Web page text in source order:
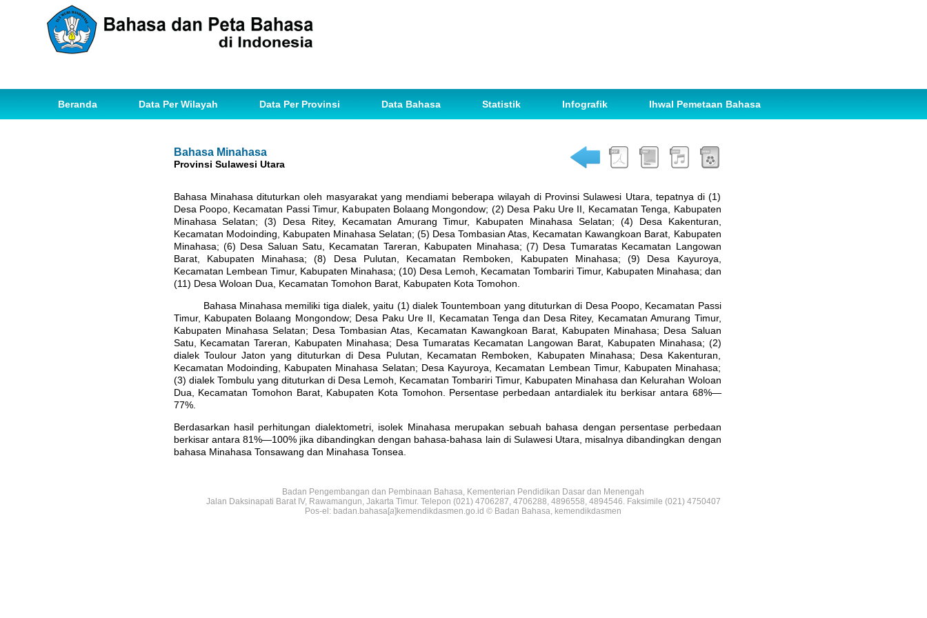
Beranda Data Per Wilayah Data Per Provinsi Data Bahasa Statistik Infografik Ihwal Pemetaan Bahasa
Bahasa Minahasa
Provinsi Sulawesi Utara
Bahasa Minahasa dituturkan oleh masyarakat yang mendiami beberapa wilayah di Provinsi Sulawesi Utara, tepatnya di (1)
Desa Poopo, Kecamatan Passi Timur, Kabupaten Bolaang Mongondow; (2) Desa Paku Ure II, Kecamatan Tenga, Kabupaten
Minahasa Selatan; (3) Desa Ritey, Kecamatan Amurang Timur, Kabupaten Minahasa Selatan; (4) Desa Kakenturan,
Kecamatan Modoinding, Kabupaten Minahasa Selatan; (5) Desa Tombasian Atas, Kecamatan Kawangkoan Barat, Kabupaten
Minahasa; (6) Desa Saluan Satu, Kecamatan Tareran, Kabupaten Minahasa; (7) Desa Tumaratas Kecamatan Langowan
Barat, Kabupaten Minahasa; (8) Desa Pulutan, Kecamatan Remboken, Kabupaten Minahasa; (9) Desa Kayuroya,
Kecamatan Lembean Timur, Kabupaten Minahasa; (10) Desa Lemoh, Kecamatan Tombariri Timur, Kabupaten Minahasa; dan
(11) Desa Woloan Dua, Kecamatan Tomohon Barat, Kabupaten Kota Tomohon.
Bahasa Minahasa memiliki tiga dialek, yaitu (1) dialek Tountemboan yang dituturkan di Desa Poopo, Kecamatan Passi
Timur, Kabupaten Bolaang Mongondow; Desa Paku Ure II, Kecamatan Tenga dan Desa Ritey, Kecamatan Amurang Timur,
Kabupaten Minahasa Selatan; Desa Tombasian Atas, Kecamatan Kawangkoan Barat, Kabupaten Minahasa; Desa Saluan
Satu, Kecamatan Tareran, Kabupaten Minahasa; Desa Tumaratas Kecamatan Langowan Barat, Kabupaten Minahasa; (2)
dialek Toulour Jaton yang dituturkan di Desa Pulutan, Kecamatan Remboken, Kabupaten Minahasa; Desa Kakenturan,
Kecamatan Modoinding, Kabupaten Minahasa Selatan; Desa Kayuroya, Kecamatan Lembean Timur, Kabupaten Minahasa;
(3) dialek Tombulu yang dituturkan di Desa Lemoh, Kecamatan Tombariri Timur, Kabupaten Minahasa dan Kelurahan Woloan
Dua, Kecamatan Tomohon Barat, Kabupaten Kota Tomohon. Persentase perbedaan antardialek itu berkisar antara 68%—
77%.
Berdasarkan hasil perhitungan dialektometri, isolek Minahasa merupakan sebuah bahasa dengan persentase perbedaan
berkisar antara 81%—100% jika dibandingkan dengan bahasa-bahasa lain di Sulawesi Utara, misalnya dibandingkan dengan
bahasa Minahasa Tonsawang dan Minahasa Tonsea.
Badan Pengembangan dan Pembinaan Bahasa, Kementerian Pendidikan Dasar dan Menengah
Jalan Daksinapati Barat IV, Rawamangun, Jakarta Timur. Telepon (021) 4706287, 4706288, 4896558, 4894546. Faksimile (021) 4750407
Pos-el: badan.bahasa[a]kemendikdasmen.go.id © Badan Bahasa, kemendikdasmen